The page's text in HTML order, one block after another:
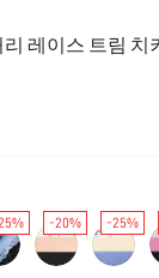
레이스 트림 치
-20% -25%